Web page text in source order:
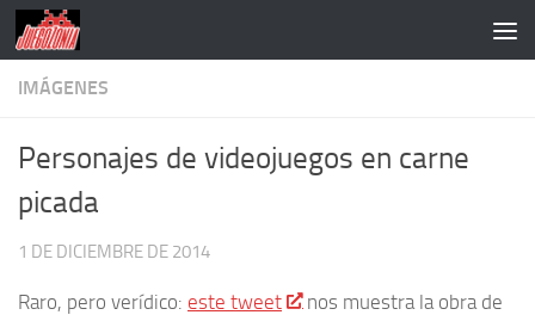
Saltar al contenido
IMÁGENES
Personajes de videojuegos en carne
picada
1 DE DICIEMBRE DE 2014
Raro, pero verídico: este tweet
nos muestra la obra de